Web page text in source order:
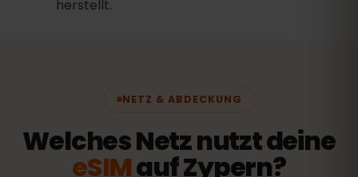
herstellt.
NETZ & ABDECKUNG
Welches Netz nutzt deine
eSIMauf Zypern?